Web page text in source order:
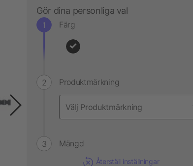
Gör dina personliga val
Färg
Produktmärkning
Mängd
Återställ inställningar